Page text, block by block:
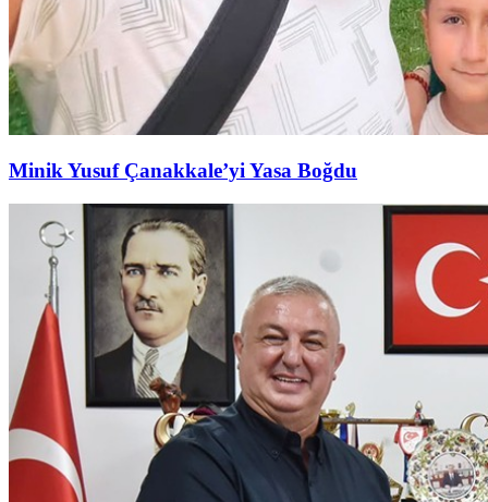
Minik Yusuf Çanakkale’yi Yasa Boğdu